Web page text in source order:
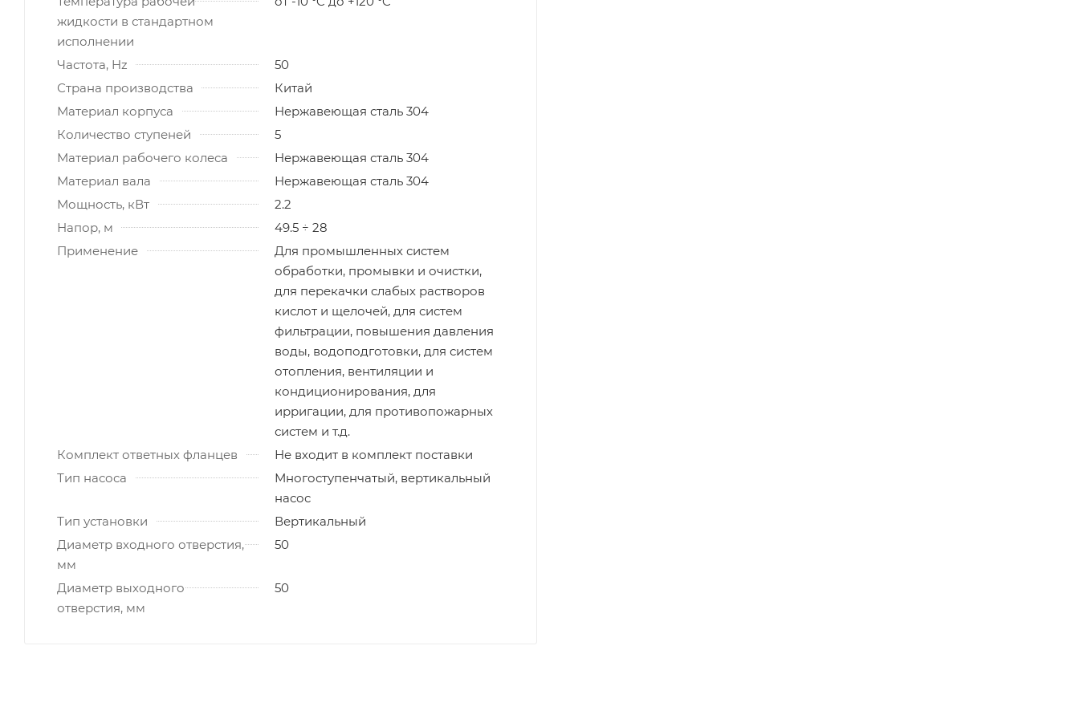
жидкости в стандартном
исполнении
Частота, Hz
50
Страна производства
Китай
Материал корпуса
Нержавеющая сталь 304
Количество ступеней
5
Материал рабочего колеса
Нержавеющая сталь 304
Материал вала
Нержавеющая сталь 304
Мощность, кВт
2.2
Напор, м
49.5 ÷ 28
Применение
Для промышленных систем
обработки, промывки и очистки,
для перекачки слабых растворов
кислот и щелочей, для систем
фильтрации, повышения давления
воды, водоподготовки, для систем
отопления, вентиляции и
кондиционирования, для
ирригации, для противопожарных
систем и т.д.
Комплект ответных фланцев
Не входит в комплект поставки
Тип насоса
Многоступенчатый, вертикальный
насос
Тип установки
Вертикальный
Диаметр входного отверстия,
мм
50
Диаметр выходного
отверстия, мм
50